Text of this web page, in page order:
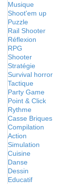
Musique
Shoot'em up
Puzzle
Rail Shooter
Réflexion
RPG
Shooter
Stratégie
Survival horror
Tactique
Party Game
Point & Click
Rythme
Casse Briques
Compilation
Action
Simulation
Cuisine
Danse
Dessin
Educatif